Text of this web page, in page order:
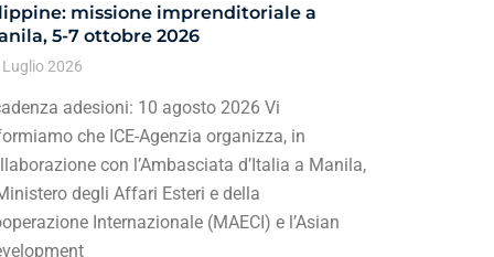
missione imprenditoriale a
5-7 ottobre 2026
Luglio 2026
adesioni: 10 agosto 2026 Vi
che ICE-Agenzia organizza, in
con l’Ambasciata d’Italia a Manila,
degli Affari Esteri e della
Internazionale (MAECI) e l’Asian